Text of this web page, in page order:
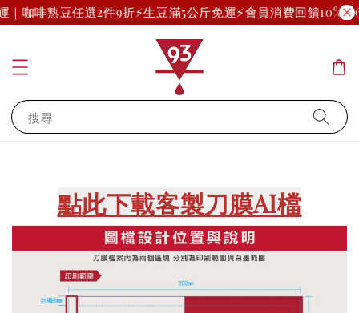
咖啡熟豆任選2件9折⚡生豆滿5公斤免運⚡會員消費回饋10%起
搜尋
點此下載客製刀膜AI檔